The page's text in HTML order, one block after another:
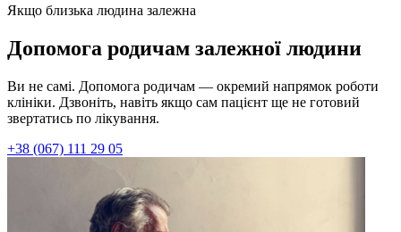
Якщо близька людина залежна
Допомога родичам залежної людини
Ви не самі. Допомога родичам — окремий напрямок роботи
клініки. Дзвоніть, навіть якщо сам пацієнт ще не готовий
звертатись по лікування.
+38 (067) 111 29 05